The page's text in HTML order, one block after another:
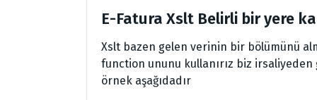
E-Fatura Xslt Belirli bir yere
Xslt bazen gelen verinin bir bölümünü
function ununu kullanırız biz irsaliyeden
örnek aşağıdadır